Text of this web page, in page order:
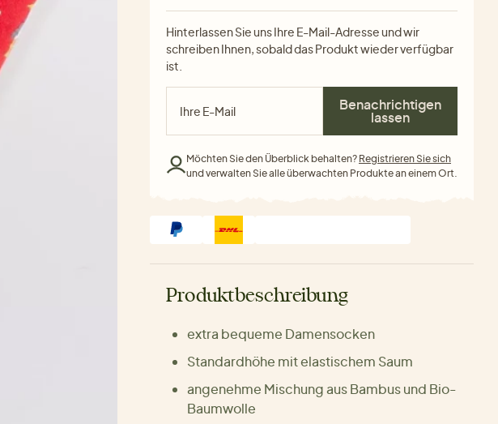
Hinterlassen Sie uns Ihre E-Mail-Adresse und wir
schreiben Ihnen, sobald das Produkt wieder verfügbar
ist.
Benachrichtigen
lassen
Möchten Sie den Überblick behalten? Registrieren Sie sich
und verwalten Sie alle überwachten Produkte an einem Ort.
Produktbeschreibung
extra bequeme Damensocken
Standardhöhe mit elastischem Saum
angenehme Mischung aus Bambus und Bio-
Baumwolle